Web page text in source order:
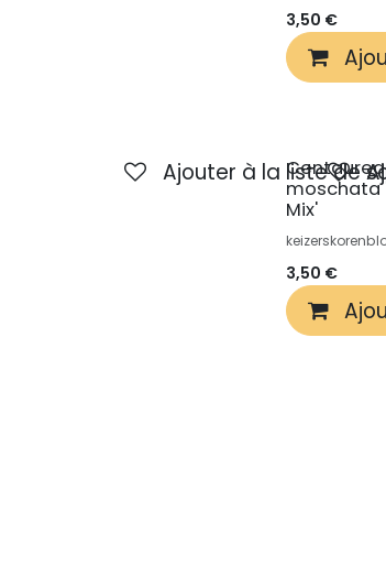
3,50 €
Centaurea
moschata
Mix'
3,50 €
Ajouter à la liste de